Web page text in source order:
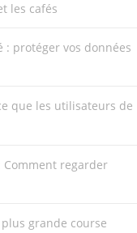
les cafés
: protéger vos données
que les utilisateurs de
Comment regarder
grande course